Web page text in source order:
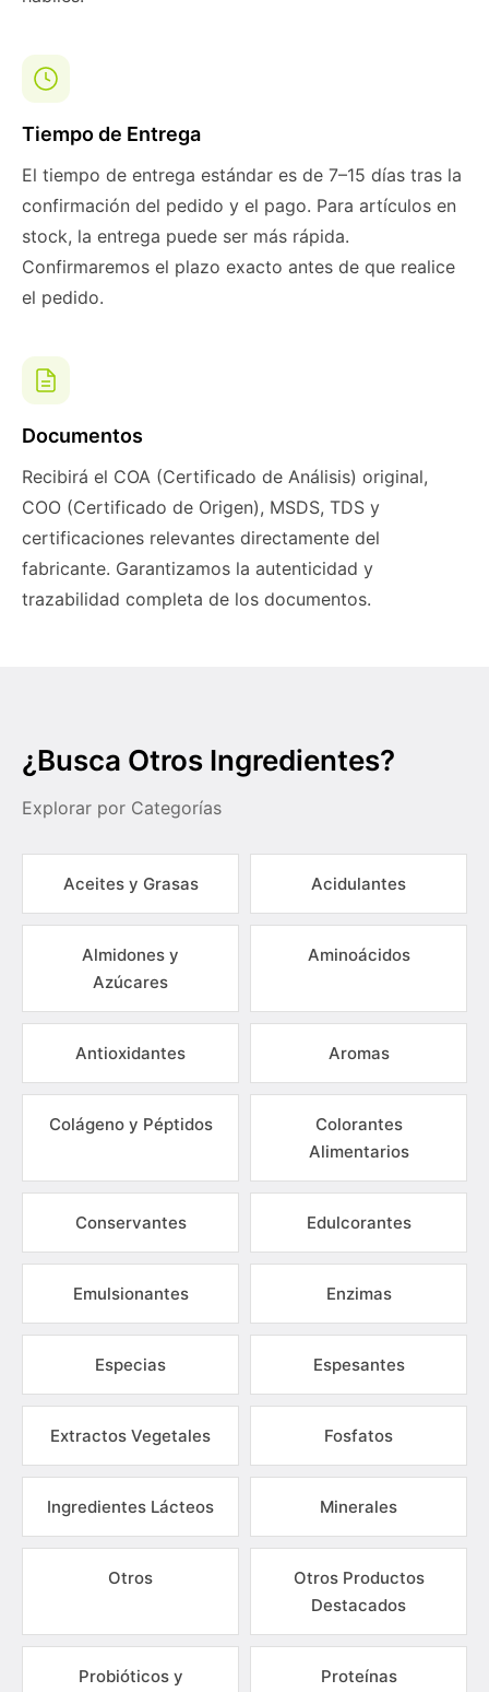
Tiempo de Entrega
El tiempo de entrega estándar es de 7–15 días tras la
confirmación del pedido y el pago. Para artículos en
stock, la entrega puede ser más rápida.
Confirmaremos el plazo exacto antes de que realice
el pedido.
Documentos
Recibirá el COA (Certificado de Análisis) original,
COO (Certificado de Origen), MSDS, TDS y
certificaciones relevantes directamente del
fabricante. Garantizamos la autenticidad y
trazabilidad completa de los documentos.
¿Busca Otros Ingredientes?
Explorar por Categorías
Aceites y Grasas Acidulantes
Almidones y
Azúcares
Aminoácidos
Antioxidantes Aromas
Colágeno y Péptidos
Colorantes
Alimentarios
Conservantes Edulcorantes
Emulsionantes Enzimas
Especias Espesantes
Extractos Vegetales Fosfatos
Ingredientes Lácteos Minerales
Otros
Otros Productos
Destacados
Probióticos y
Proteínas